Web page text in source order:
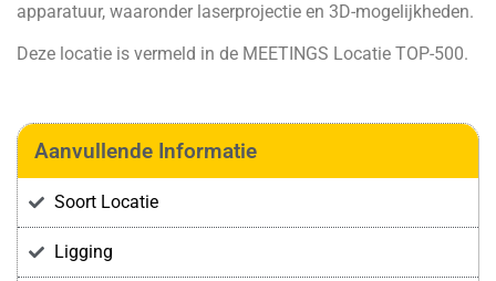
apparatuur, waaronder laserprojectie en 3D-mogelijkheden.
Deze locatie is vermeld in de MEETINGS Locatie TOP-500.
Aanvullende Informatie
Soort Locatie
Ligging